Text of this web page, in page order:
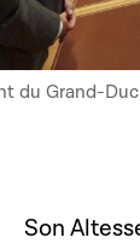
du Grand-
Son